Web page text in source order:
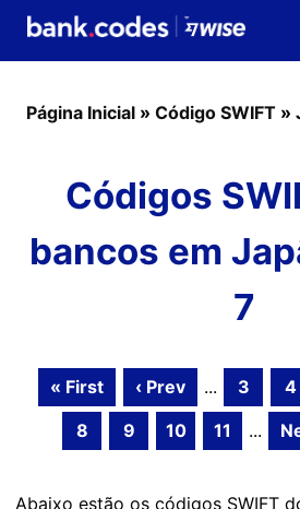
Página Inicial » Código SWIFT »
Códigos
bancos em
7
« First ‹ Prev ... 3 4
8
9 10 11 ...
Abaixo estão os códigos SWIFT